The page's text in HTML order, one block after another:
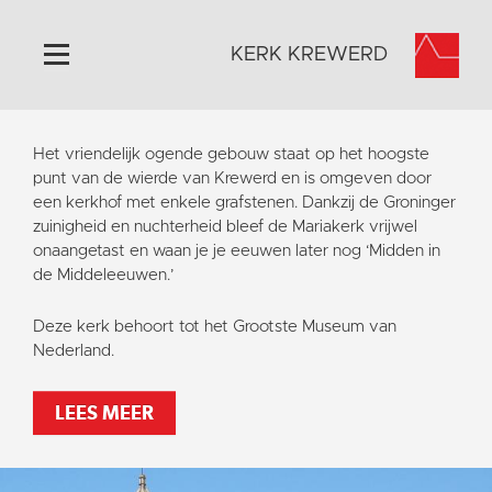
Home
Algemeen
Historie
Omgeving
Het Grootste Museum
Activiteiten
Steun ons
Contact
Vaktaal
KERK KREWERD
Het vriendelijk ogende gebouw staat op het hoogste
punt van de wierde van Krewerd en is omgeven door
een kerkhof met enkele grafstenen. Dankzij de Groninger
zuinigheid en nuchterheid bleef de Mariakerk vrijwel
onaangetast en waan je je eeuwen later nog ‘Midden in
de Middeleeuwen.’
Deze kerk behoort tot het Grootste Museum van
Nederland.
LEES MEER